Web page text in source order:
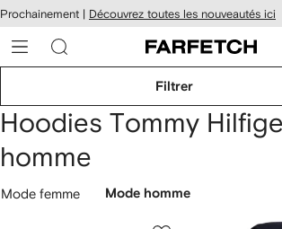
au
principal
Prochainement | Découvrez toutes les nouveautés ici
Filtrer
Hoodies Tommy
homme
Mode femme Mode homme